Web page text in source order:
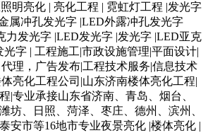
明亮化 | 亮化工程 | 霓虹灯工程 |发光字
属冲孔发光字 |LED外露冲孔发光字
力发光字 |LED发光字 |发光字 |LED亚克
字 | 工程施工|市政设施管理|平面设计|
理，广告发布|工程技术服务|信息技术
亮化工程公司|山东济南楼体亮化工程|
|专业承接山东省济南、青岛、烟台、
坊、日照、菏泽、枣庄、德州、滨州、
安市等16地市专业夜景亮化 |楼体亮化 |